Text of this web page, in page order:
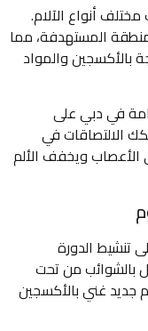
أنواع الآلام.
المستهدفة، مما
بالأكسجين والمواد
في دبي على
الالتصاقات في
ويخفف الألم
تنشيط الدورة
بالشوائب من تحت
جديد غني بالأكسجين